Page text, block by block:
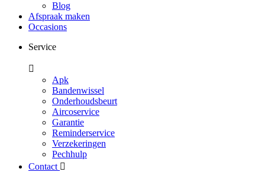
Blog
Afspraak maken
Occasions
Service
Apk
Bandenwissel
Onderhoudsbeurt
Aircoservice
Garantie
Reminderservice
Verzekeringen
Pechhulp
Contact